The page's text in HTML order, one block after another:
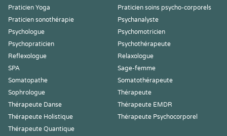
Praticien Yoga
Praticien soins psycho-corporels
Praticien sonothérapie
Psychanalyste
Psychologue
Psychomotricien
Psychopraticien
Psychothérapeute
Reflexologue
Relaxologue
SPA
Sage-femme
Somatopathe
Somatothérapeute
Sophrologue
Thérapeute
Thérapeute Danse
Thérapeute EMDR
Thérapeute Holistique
Thérapeute Psychocorporel
Thérapeute Quantique